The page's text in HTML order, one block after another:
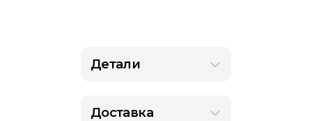
Детали
Доставка